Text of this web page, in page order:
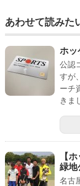
あわせて読みた
ホッ
公認
すが
ーチ
きま
【
緑地
名古